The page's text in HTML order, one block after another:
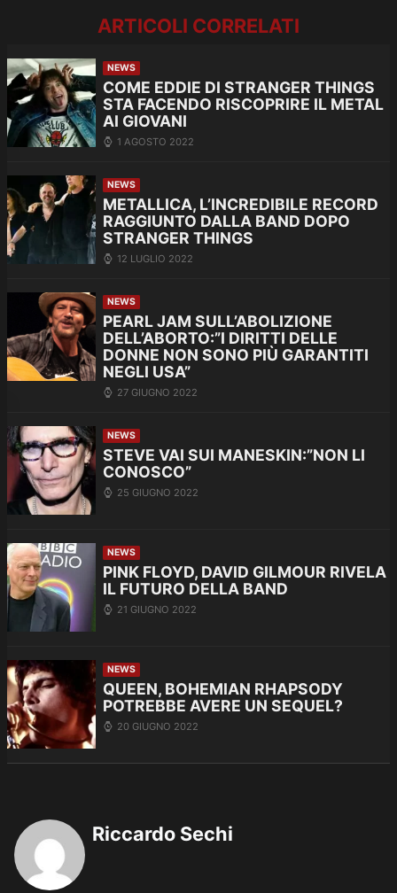
ARTICOLI CORRELATI
NEWS
COME EDDIE DI STRANGER THINGS
STA FACENDO RISCOPRIRE IL METAL
AI GIOVANI
1 AGOSTO 2022
NEWS
METALLICA, L’INCREDIBILE RECORD
RAGGIUNTO DALLA BAND DOPO
STRANGER THINGS
12 LUGLIO 2022
NEWS
PEARL JAM SULL’ABOLIZIONE
DELL’ABORTO:”I DIRITTI DELLE
DONNE NON SONO PIÙ GARANTITI
NEGLI USA”
27 GIUGNO 2022
NEWS
STEVE VAI SUI MANESKIN:”NON LI
CONOSCO”
25 GIUGNO 2022
NEWS
PINK FLOYD, DAVID GILMOUR RIVELA
IL FUTURO DELLA BAND
21 GIUGNO 2022
NEWS
QUEEN, BOHEMIAN RHAPSODY
POTREBBE AVERE UN SEQUEL?
20 GIUGNO 2022
Riccardo Sechi